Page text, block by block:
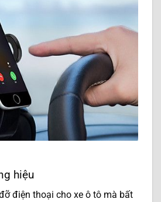
hiệu
điện thoại cho xe ô tô mà bất